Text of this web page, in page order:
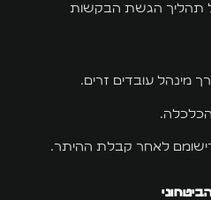
תהליך הגשת הבקשות
עובדים זרים.
לאחר קבלת ההיתר.